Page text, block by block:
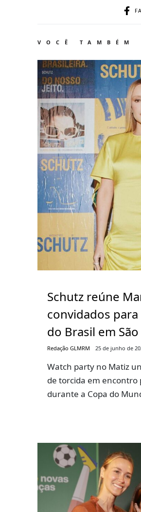
VOCÊ TAMBÉM
Schutz reúne
convidados
do Brasil em
Redação GLMRM 25 de junho de
Watch party no Matiz
de torcida em
durante a Copa do